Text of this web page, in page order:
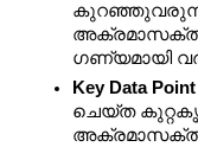
ഗണ്യമായി
Key Data
ചെയ്ത